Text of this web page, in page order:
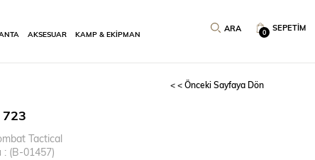
SEPETIM
0
AKSESUAR KAMP & EKİPMAN
< < Önceki Sayfaya Dön
723
Tactical
(B-01457)